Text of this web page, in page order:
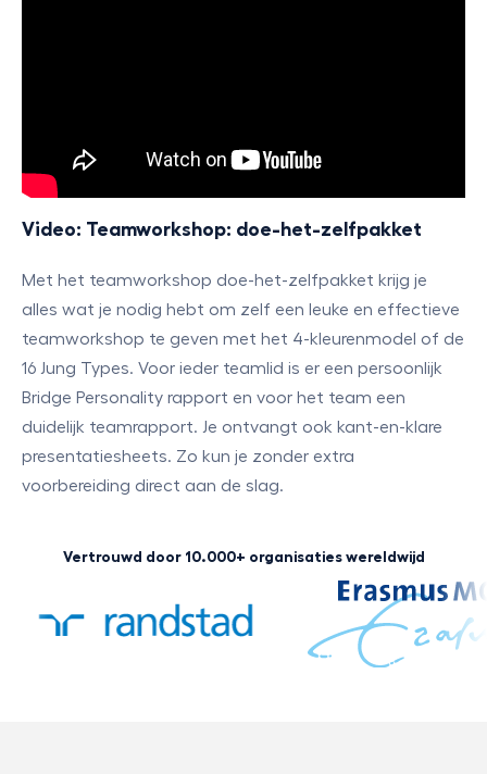
Video: Teamworkshop: doe-het-zelfpakket
Met het teamworkshop doe-het-zelfpakket krijg je
alles wat je nodig hebt om zelf een leuke en effectieve
teamworkshop te geven met het 4-kleurenmodel of de
16 Jung Types. Voor ieder teamlid is er een persoonlijk
Bridge Personality rapport en voor het team een
duidelijk teamrapport. Je ontvangt ook kant-en-klare
presentatiesheets. Zo kun je zonder extra
voorbereiding direct aan de slag.
Vertrouwd door 10.000+ organisaties wereldwijd